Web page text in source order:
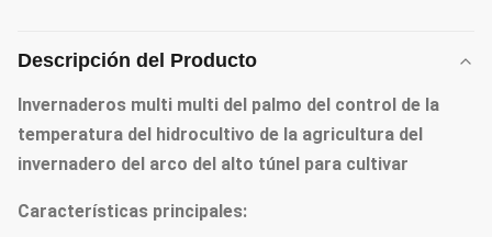
Descripción del Producto
Invernaderos multi multi del palmo del control de la
temperatura del hidrocultivo de la agricultura del
invernadero del arco del alto túnel para cultivar
Características principales: